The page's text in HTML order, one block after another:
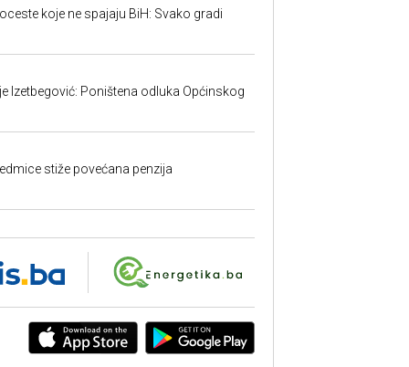
koje ne spajaju BiH: Svako gradi
Izetbegović: Poništena odluka Općinskog
stiže povećana penzija